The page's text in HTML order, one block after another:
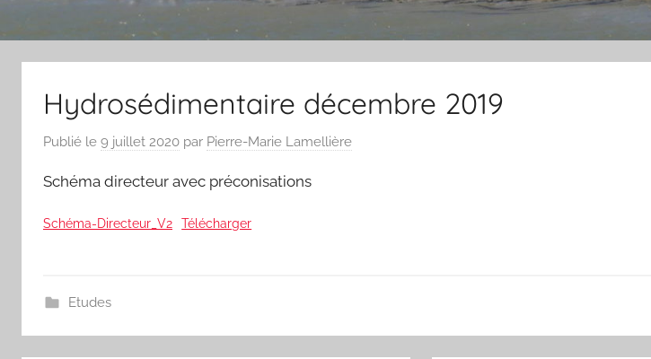
Hydrosédimentaire décembre 2019
Publié le 9 juillet 2020 par Pierre-Marie Lamellière
Schéma directeur avec préconisations
Schéma-Directeur_V2 Télécharger
Etudes